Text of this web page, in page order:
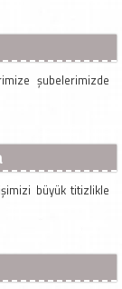
şubelerimizde
büyük titizlikle